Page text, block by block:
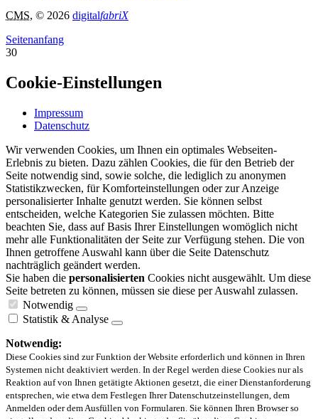
CMS, © 2026 digitalfabriX
Seitenanfang
30
Cookie-Einstellungen
Impressum
Datenschutz
Wir verwenden Cookies, um Ihnen ein optimales Webseiten-
Erlebnis zu bieten. Dazu zählen Cookies, die für den Betrieb der
Seite notwendig sind, sowie solche, die lediglich zu anonymen
Statistikzwecken, für Komforteinstellungen oder zur Anzeige
personalisierter Inhalte genutzt werden. Sie können selbst
entscheiden, welche Kategorien Sie zulassen möchten. Bitte
beachten Sie, dass auf Basis Ihrer Einstellungen womöglich nicht
mehr alle Funktionalitäten der Seite zur Verfügung stehen. Die von
Ihnen getroffene Auswahl kann über die Seite Datenschutz
nachträglich geändert werden.
Sie haben die personalisierten Cookies nicht ausgewählt. Um diese
Seite betreten zu können, müssen sie diese per Auswahl zulassen.
Notwendig
Statistik & Analyse
Notwendig:
Diese Cookies sind zur Funktion der Website erforderlich und können in Ihren
Systemen nicht deaktiviert werden. In der Regel werden diese Cookies nur als
Reaktion auf von Ihnen getätigte Aktionen gesetzt, die einer Dienstanforderung
entsprechen, wie etwa dem Festlegen Ihrer Datenschutzeinstellungen, dem
Anmelden oder dem Ausfüllen von Formularen. Sie können Ihren Browser so